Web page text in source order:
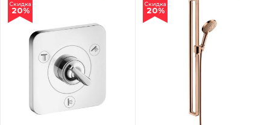
Скидка
20%
Скидка
20%